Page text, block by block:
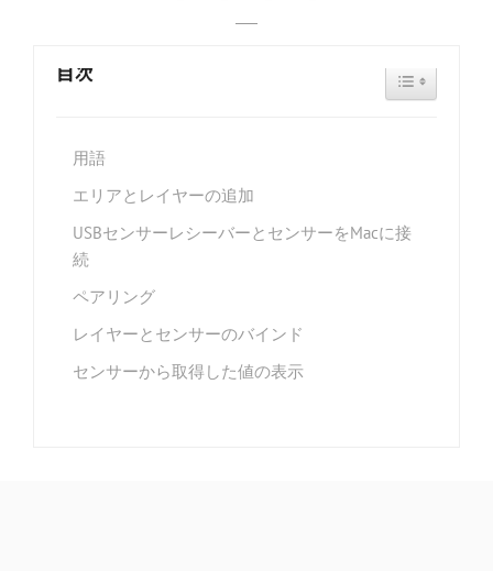
目次 TOGGLE
用語
エリアとレイヤーの追加
USBセンサーレシーバーとセンサーをMacに接
続
ペアリング
レイヤーとセンサーのバインド
センサーから取得した値の表示